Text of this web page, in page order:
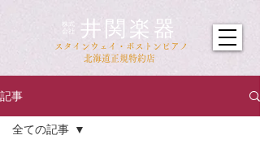
井関楽器
​株式
会社
​スタインウェイ・ボストンピアノ
北海道正規特約店
記事
全ての記事